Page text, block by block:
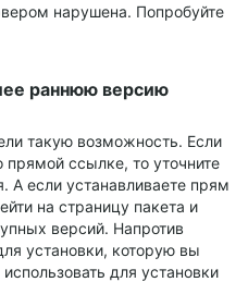
нарушена. Попробуйте
раннюю версию
такую возможность. Если
ссылке, то уточните
если устанавливаете прям
на страницу пакета и
версий. Напротив
установки, которую вы
для установки